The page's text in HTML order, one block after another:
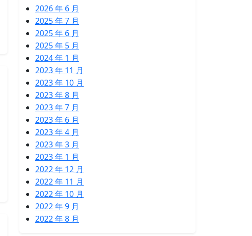
2026 年 6 月
2025 年 7 月
2025 年 6 月
2025 年 5 月
2024 年 1 月
2023 年 11 月
2023 年 10 月
2023 年 8 月
2023 年 7 月
2023 年 6 月
2023 年 4 月
2023 年 3 月
2023 年 1 月
2022 年 12 月
2022 年 11 月
2022 年 10 月
2022 年 9 月
2022 年 8 月